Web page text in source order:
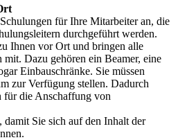
für Ihre Mitarbeiter an, die
durchgeführt werden.
Ihnen vor Ort und bringen alle
Dazu gehören ein Beamer, eine
Einbauschränke. Sie müssen
zur Verfügung stellen. Dadurch
für die Anschaffung von
Sie sich auf den Inhalt der